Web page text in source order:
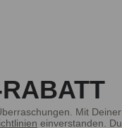
Mit Deiner
einverstanden. Du